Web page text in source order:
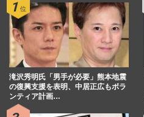
滝沢秀明氏「男手が必要」熊本地震
の復興支援を表明、中居正広もボラ
ンティア計画…